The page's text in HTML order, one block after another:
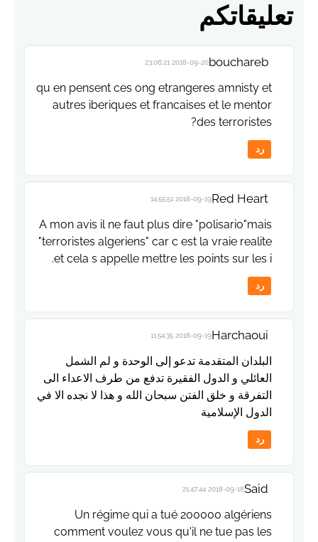
تعليقاتكم
bouchareb
2018-09-20 23:06:21
qu en pensent ces ong etrangeres amnisty et
autres iberiques et francaises et le mentor
des terroristes?
رد
Red Heart
2018-09-19 14:55:51
A mon avis il ne faut plus dire "polisario"mais
"terroristes algeriens" car c est la vraie realite
et cela s appelle mettre les points sur les i.
رد
Harchaoui
2018-09-19 11:54:35
البلدان المتقدمة تدعو إلى الوحدة و لم الشمل
العائلي و الدول الفقيرة تدفع من طرف الاعداء الى
التفرقة و خلق الفتن سبحان الله و هذا لا نجده الا في
الدول الإسلامية
رد
Said
2018-09-18 21:47:44
Un régime qui a tué 200000 algériens
comment voulez vous qu'il ne tue pas les